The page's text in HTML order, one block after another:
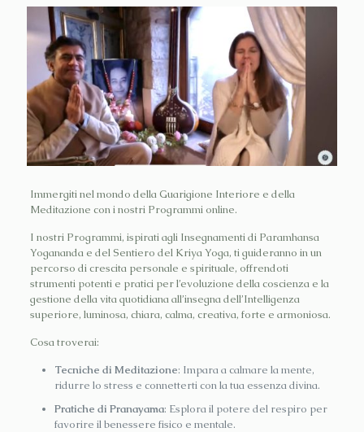
Immergiti nel mondo della Guarigione Interiore e della
Meditazione con i nostri Programmi online.
I nostri Programmi, ispirati agli Insegnamenti di Paramhansa
Yogananda e del ​Sentiero del Kriya Yoga, ti guideranno in un
percorso di crescita personale e spirituale, offrendoti
strumenti potenti e pratici per l’evoluzione della coscienza e la
gestione della vita quotidiana all’insegna dell’Intelligenza
superiore, luminosa, chiara, calma, creativa, forte e armoniosa.
Cosa troverai:
Tecniche di Meditazione: Impara a calmare la mente,
ridurre lo stress e connetterti con la tua essenza divina.
Pratiche di Pranayama: Esplora il potere del respiro per
favorire il benessere fisico e mentale.